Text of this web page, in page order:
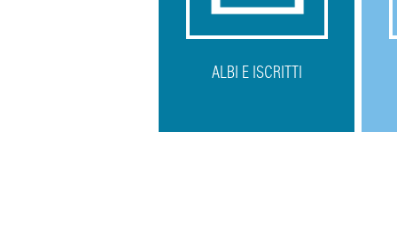
ALBI E ISCRITTI